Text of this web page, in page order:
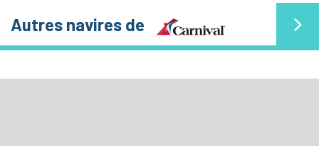
Autres navires de